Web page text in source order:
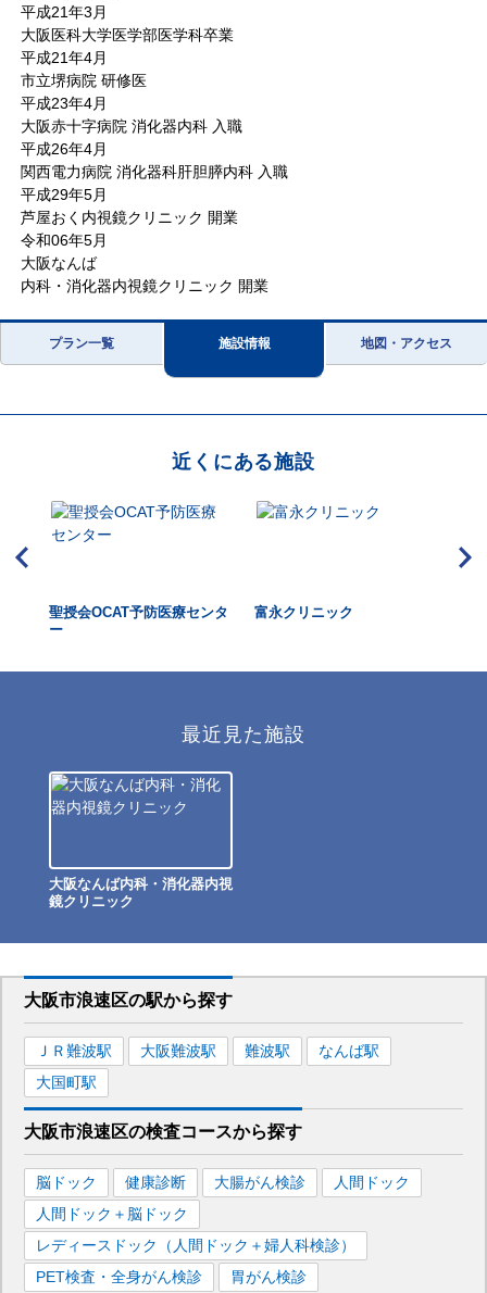
平成21年3月
大阪医科大学医学部医学科卒業
平成21年4月
市立堺病院 研修医
平成23年4月
大阪赤十字病院 消化器内科 入職
平成26年4月
関西電力病院 消化器科肝胆膵内科 入職
平成29年5月
芦屋おく内視鏡クリニック 開業
令和06年5月
大阪なんば
内科・消化器内視鏡クリニック 開業
プラン一覧 施設情報 地図・アクセス
近くにある施設
聖授会OCAT予防医療センタ
ー
富永クリニック
最近見た施設
大阪なんば内科・消化器内視
鏡クリニック
大阪市浪速区の駅から探す
ＪＲ難波駅 大阪難波駅 難波駅 なんば駅
大国町駅
大阪市浪速区の検査コースから探す
脳ドック 健康診断 大腸がん検診
人間ドック
人間ドック＋脳ドック
レディースドック（人間ドック＋婦人科検診）
PET検査・全身がん検診
胃がん検診